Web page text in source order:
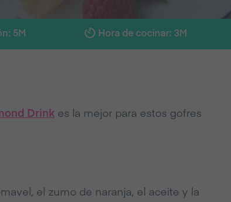
5M Hora de cocinar: 3M
Drink es la mejor para estos gofres
el zumo de naranja, el aceite y la